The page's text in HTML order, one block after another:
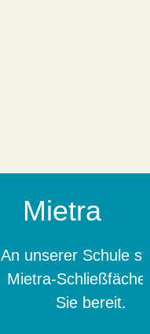
Mietra
An unserer Schule
Mietra-
Sie bereit.